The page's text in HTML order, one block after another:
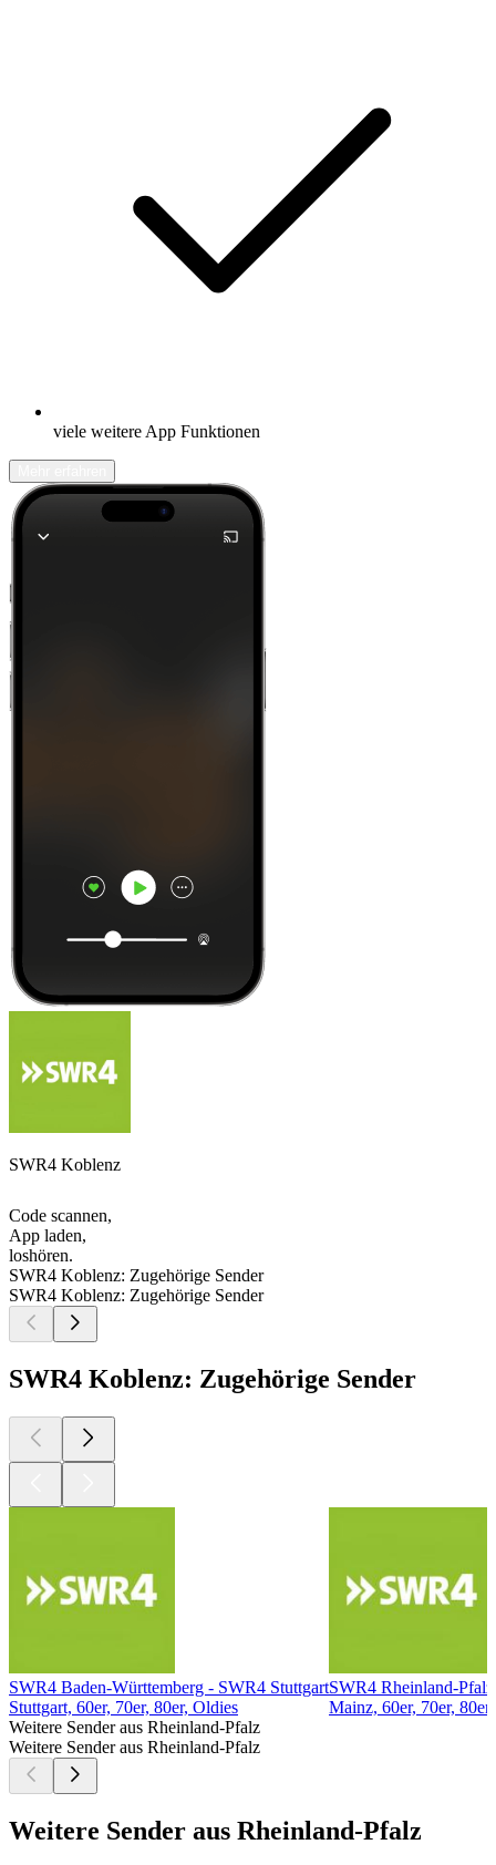
viele weitere App Funktionen
SWR4 Koblenz
Code scannen,
App laden,
loshören.
SWR4 Koblenz: Zugehörige Sender
SWR4 Koblenz: Zugehörige Sender
SWR4 Koblenz: Zugehörige Sender
SWR4 Baden-Württemberg - SWR4 Stuttgart
Stuttgart, 60er, 70er, 80er, Oldies
SWR4 Rheinland-
Mainz, 60er, 70er,
Weitere Sender aus Rheinland-Pfalz
Weitere Sender aus Rheinland-Pfalz
Weitere Sender aus Rheinland-Pfalz